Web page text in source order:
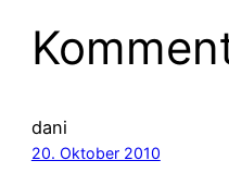
dani
20. Oktober 2010